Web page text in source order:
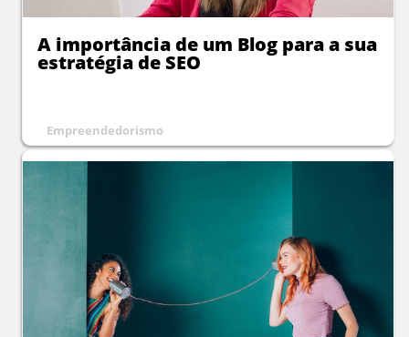
A importância de um Blog para a sua
estratégia de SEO
Empreendedorismo